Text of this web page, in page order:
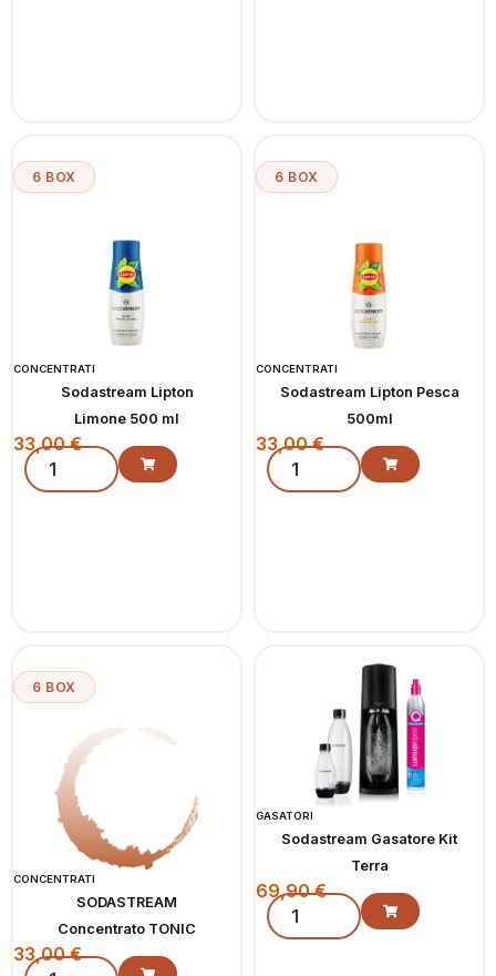
6 BOX
CONCENTRATI
Sodastream Lipton
Limone 500 ml
33,00€
6 BOX
CONCENTRATI
Sodastream Lipton Pesca
500ml
33,00€
6 BOX
CONCENTRATI
SODASTREAM
Concentrato TONIC
33,00€
GASATORI
Sodastream Gasatore Kit
Terra
69,90€